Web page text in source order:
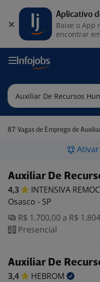
87 Vagas de Emprego de Auxiliar de
Ativar
Auxiliar De
4,3 INTENSIVA
Osasco - SP
R$ 1.700,00 a R$
Presencial
Auxiliar De
3,4
HEBROM
Aplicativo
Baixe o App
encontrar